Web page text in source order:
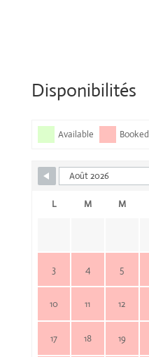
Disponibilités
Available Booked
L M M
3 4 5
10 11 12
17 18 19